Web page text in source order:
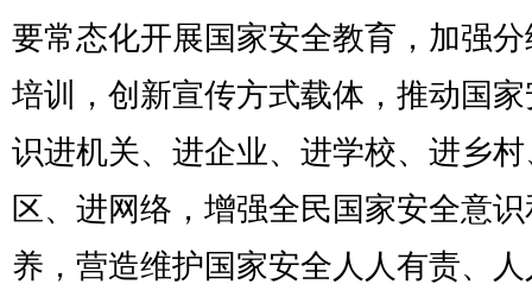
要常态化开展国家安全教育，加强
培训，创新宣传方式载体，推动国
识进机关、进企业、进学校、进乡
区、进网络，增强全民国家安全意
养，营造维护国家安全人人有责、